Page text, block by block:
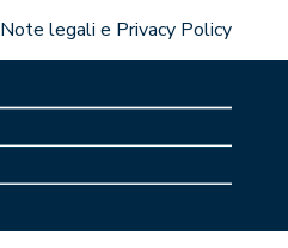
Note legali e Privacy Policy